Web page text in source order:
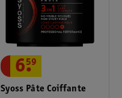
Syoss Pâte Coiffante
6.
59